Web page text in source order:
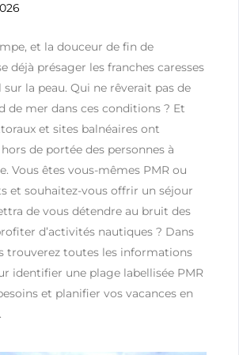
et la douceur de fin de
déjà présager les franches caresses
la peau. Qui ne rêverait pas de
de mer dans ces conditions ? Et
et sites balnéaires ont
de portée des personnes à
Vous êtes vous-mêmes PMR ou
et souhaitez-vous offrir un séjour
de vous détendre au bruit des
d’activités nautiques ? Dans
trouverez toutes les informations
identifier une plage labellisée PMR
et planifier vos vacances en